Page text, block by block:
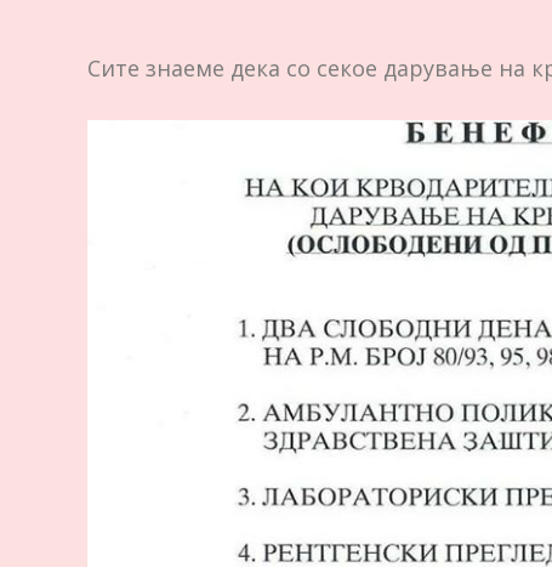
Сите знаеме дека со секое дарување на